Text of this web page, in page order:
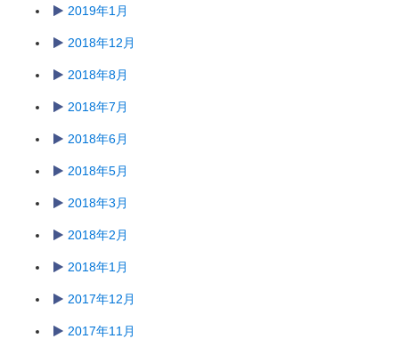
2019年1月
2018年12月
2018年8月
2018年7月
2018年6月
2018年5月
2018年3月
2018年2月
2018年1月
2017年12月
2017年11月